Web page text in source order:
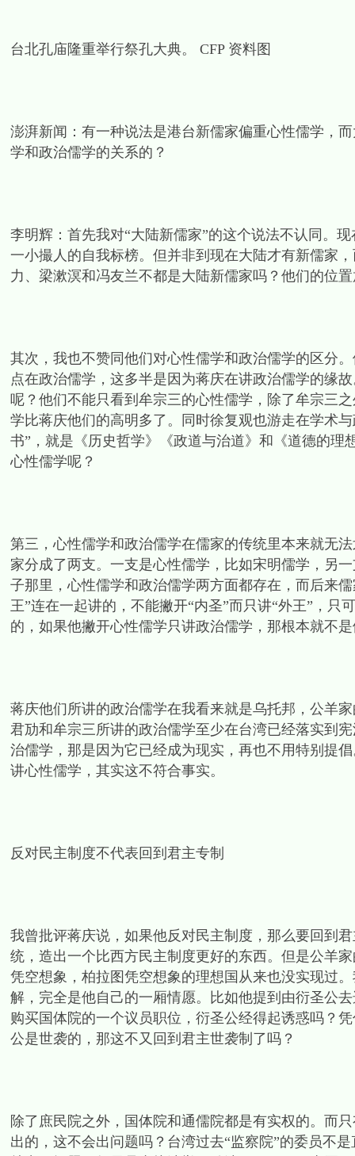
台北孔庙隆重举行祭孔大典。 CFP 资料图
澎湃新闻：有一种说法是港台新儒家偏重心性儒学，
学和政治儒学的关系的？
李明辉：首先我对“大陆新儒家”的这个说法不认同。
一小撮人的自我标榜。但并非到现在大陆才有新儒家
力、梁漱溟和冯友兰不都是大陆新儒家吗？他们的位
其次，我也不赞同他们对心性儒学和政治儒学的区分
点在政治儒学，这多半是因为蒋庆在讲政治儒学的缘
呢？他们不能只看到牟宗三的心性儒学，除了牟宗三
学比蒋庆他们的高明多了。同时徐复观也游走在学术
书”，就是《历史哲学》《政道与治道》和《道德的
心性儒学呢？
第三，心性儒学和政治儒学在儒家的传统里本来就无
家分成了两支。一支是心性儒学，比如宋明儒学，另
子那里，心性儒学和政治儒学两方面都存在，而后来
王”连在一起讲的，不能撇开“内圣”而只讲“外王”，只
的，如果他撇开心性儒学只讲政治儒学，那根本就不
蒋庆他们所讲的政治儒学在我看来就是乌托邦，公羊
君劢和牟宗三所讲的政治儒学至少在台湾已经落实到
治儒学，那是因为它已经成为现实，再也不用特别提
讲心性儒学，其实这不符合事实。
反对民主制度不代表回到君主专制
我曾批评蒋庆说，如果他反对民主制度，那么要回到
统，造出一个比西方民主制度更好的东西。但是公羊
凭空想象，柏拉图凭空想象的理想国从来也没实现过
解，完全是他自己的一厢情愿。比如他提到由衍圣公
购买国体院的一个议员职位，衍圣公经得起诱惑吗？
公是世袭的，那这不又回到君主世袭制了吗？
除了庶民院之外，国体院和通儒院都是有实权的。而
出的，这不会出问题吗？台湾过去“监察院”的委员不